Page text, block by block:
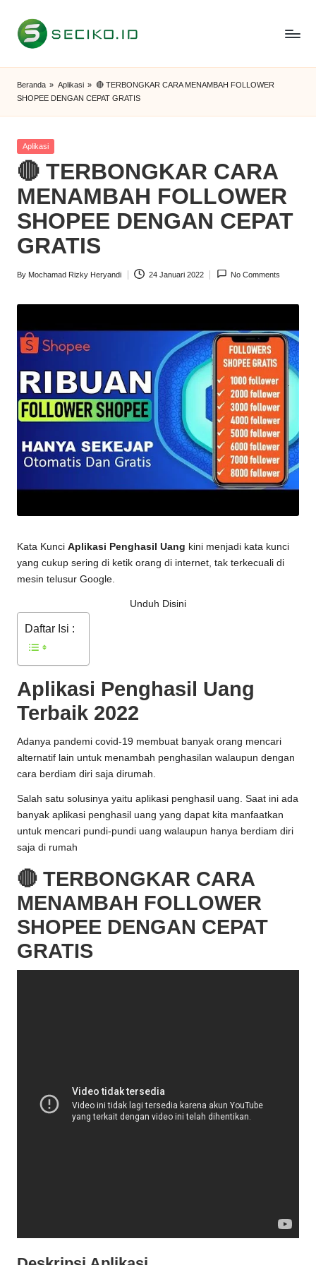
Skip
S
e
c
i
k
o
I
D
Beranda » Aplikasi » 🔴 TERBONGKAR CARA MENAMBAH FOLLOWER
SHOPEE DENGAN CEPAT GRATIS
Posted
Aplikasi
🔴 TERBONGKAR CARA
MENAMBAH FOLLOWER
SHOPEE DENGAN CEPAT
GRATIS
Posted
By Mochamad Rizky Heryandi 24 Januari 2022 No Comments
Kata Kunci Aplikasi Penghasil Uang kini menjadi kata kunci
yang cukup sering di ketik orang di internet, tak terkecuali di
mesin telusur Google.
Unduh Disini
Daftar Isi :
Aplikasi Penghasil Uang
Terbaik 2022
Adanya pandemi covid-19 membuat banyak orang mencari
alternatif lain untuk menambah penghasilan walaupun dengan
cara berdiam diri saja dirumah.
Salah satu solusinya yaitu aplikasi penghasil uang. Saat ini ada
banyak aplikasi penghasil uang yang dapat kita manfaatkan
untuk mencari pundi-pundi uang walaupun hanya berdiam diri
saja di rumah
🔴 TERBONGKAR CARA
MENAMBAH FOLLOWER
SHOPEE DENGAN CEPAT
GRATIS